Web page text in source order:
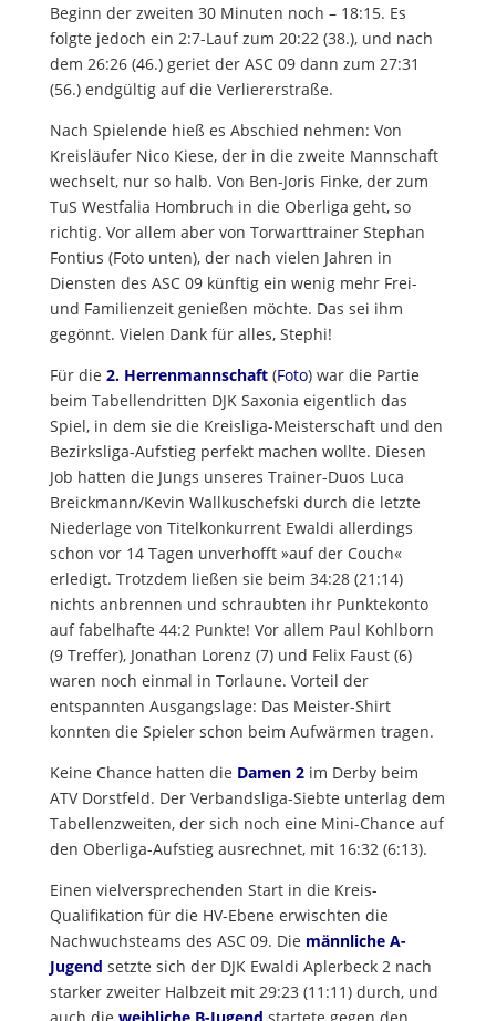
Beginn der zweiten 30 Minuten noch – 18:15. Es
folgte jedoch ein 2:7-Lauf zum 20:22 (38.), und nach
dem 26:26 (46.) geriet der ASC 09 dann zum 27:31
(56.) endgültig auf die Verliererstraße.
Nach Spielende hieß es Abschied nehmen: Von
Kreisläufer Nico Kiese, der in die zweite Mannschaft
wechselt, nur so halb. Von Ben-Joris Finke, der zum
TuS Westfalia Hombruch in die Oberliga geht, so
richtig. Vor allem aber von Torwarttrainer Stephan
Fontius (Foto unten), der nach vielen Jahren in
Diensten des ASC 09 künftig ein wenig mehr Frei-
und Familienzeit genießen möchte. Das sei ihm
gegönnt. Vielen Dank für alles, Stephi!
Für die 2. Herrenmannschaft (Foto) war die Partie
beim Tabellendritten DJK Saxonia eigentlich das
Spiel, in dem sie die Kreisliga-Meisterschaft und den
Bezirksliga-Aufstieg perfekt machen wollte. Diesen
Job hatten die Jungs unseres Trainer-Duos Luca
Breickmann/Kevin Wallkuschefski durch die letzte
Niederlage von Titelkonkurrent Ewaldi allerdings
schon vor 14 Tagen unverhofft »auf der Couch«
erledigt. Trotzdem ließen sie beim 34:28 (21:14)
nichts anbrennen und schraubten ihr Punktekonto
auf fabelhafte 44:2 Punkte! Vor allem Paul Kohlborn
(9 Treffer), Jonathan Lorenz (7) und Felix Faust (6)
waren noch einmal in Torlaune. Vorteil der
entspannten Ausgangslage: Das Meister-Shirt
konnten die Spieler schon beim Aufwärmen tragen.
Keine Chance hatten die Damen 2im Derby beim
ATV Dorstfeld. Der Verbandsliga-Siebte unterlag dem
Tabellenzweiten, der sich noch eine Mini-Chance auf
den Oberliga-Aufstieg ausrechnet, mit 16:32 (6:13).
Einen vielversprechenden Start in die Kreis-
Qualifikation für die HV-Ebene erwischten die
Nachwuchsteams des ASC 09. Die männliche A-
Jugend setzte sich der DJK Ewaldi Aplerbeck 2 nach
starker zweiter Halbzeit mit 29:23 (11:11) durch, und